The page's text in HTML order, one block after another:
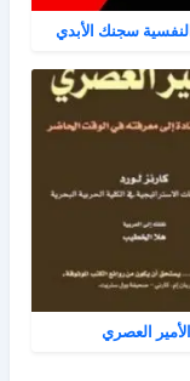
سجنك الأبدي
الأمير العصري